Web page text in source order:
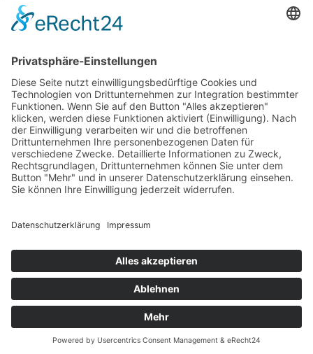
© Von Hier – Vulkaneifel | Designed by mindcopter